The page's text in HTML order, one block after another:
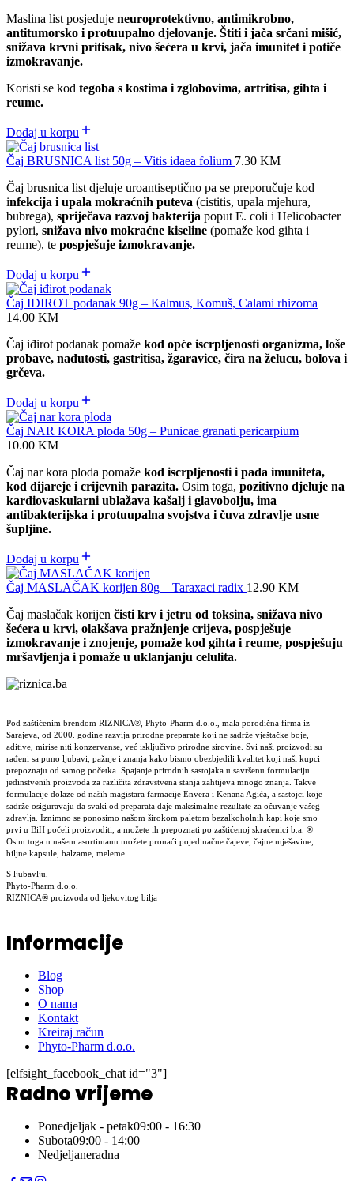
Maslina list posjeduje neuroprotektivno, antimikrobno,
antitumorsko i protuupalno djelovanje. Štiti i jača srčani mišić,
snižava krvni pritisak, nivo šećera u krvi, jača imunitet i potiče
izmokravanje.
Koristi se kod tegoba s kostima i zglobovima, artritisa, gihta i
reume.
Dodaj u korpu
Čaj BRUSNICA list 50g – Vitis idaea folium 7.30 KM
Čaj brusnica list djeluje uroantiseptično pa se preporučuje kod
infekcija i upala mokraćnih puteva (cistitis, upala mjehura,
bubrega), spriječava razvoj bakterija poput E. coli i Helicobacter
pylori, snižava nivo mokraćne kiseline (pomaže kod gihta i
reume), te pospješuje izmokravanje.
Dodaj u korpu
Čaj IĐIROT podanak 90g – Kalmus, Komuš, Calami rhizoma
14.00 KM
Čaj iđirot podanak pomaže kod opće iscrpljenosti organizma, loše
probave, nadutosti, gastritisa, žgaravice, čira na želucu, bolova i
grčeva.
Dodaj u korpu
Čaj NAR KORA ploda 50g – Punicae granati pericarpium
10.00 KM
Čaj nar kora ploda pomaže kod iscrpljenosti i pada imuniteta,
kod dijareje i crijevnih parazita. Osim toga, pozitivno djeluje na
kardiovaskularni ublažava kašalj i glavobolju, ima
antibakterijska i protuupalna svojstva i čuva zdravlje usne
šupljine.
Dodaj u korpu
Čaj MASLAČAK korijen 80g – Taraxaci radix 12.90 KM
Čaj maslačak korijen čisti krv i jetru od toksina, snižava nivo
šećera u krvi, olakšava pražnjenje crijeva, pospješuje
izmokravanje i znojenje, pomaže kod gihta i reume, pospješuju
mršavljenja i pomaže u uklanjanju celulita.
Pod zaštićenim brendom RIZNICA®, Phyto-Pharm d.o.o., mala porodična firma iz
Sarajeva, od 2000. godine razvija prirodne preparate koji ne sadrže vještačke boje,
aditive, mirise niti konzervanse, već isključivo prirodne sirovine. Svi naši proizvodi su
rađeni sa puno ljubavi, pažnje i znanja kako bismo obezbjedili kvalitet koji naši kupci
prepoznaju od samog početka. Spajanje prirodnih sastojaka u savršenu formulaciju
jedinstvenih proizvoda za različita zdravstvena stanja zahtijeva mnogo znanja. Takve
formulacije dolaze od naših magistara farmacije Envera i Kenana Agića, a sastojci koje
sadrže osiguravaju da svaki od preparata daje maksimalne rezultate za očuvanje vašeg
zdravlja. Iznimno se ponosimo našom širokom paletom bezalkoholnih kapi koje smo
prvi u BiH počeli proizvoditi, a možete ih prepoznati po zaštićenoj skraćenici b.a. ®
Osim toga u našem asortimanu možete pronaći pojedinačne čajeve, čajne mješavine,
biljne kapsule, balzame, meleme…
S ljubavlju,
Phyto-Pharm d.o.o,
RIZNICA® proizvoda od ljekovitog bilja
Informacije
Blog
Shop
O nama
Kontakt
Kreiraj račun
Phyto-Pharm d.o.o.
[elfsight_facebook_chat id="3"]
Radno vrijeme
Ponedjeljak - petak09:00 - 16:30
Subota09:00 - 14:00
Nedjeljaneradna